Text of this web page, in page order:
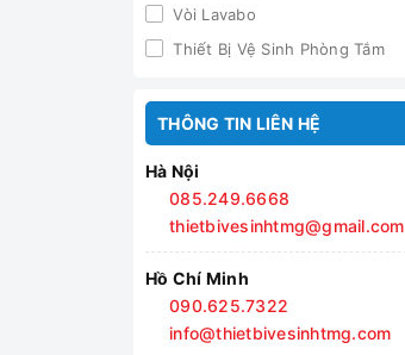
American
Inax
HUGE
Vòi Lavabo
Thiết Bị Vệ Sinh Phòng Tắm
Máy sấy tay
ống thải
Thanh Trượt Sen Tắm
Kệ để đồ phòng tắm
Hộp xà phòng
dây sen
THÔNG TIN LIÊN HỆ
Hà Nội
085.249.6668
thietbivesinhtmg@gmail.com
Hồ Chí Minh
090.625.7322
info@thietbivesinhtmg.com